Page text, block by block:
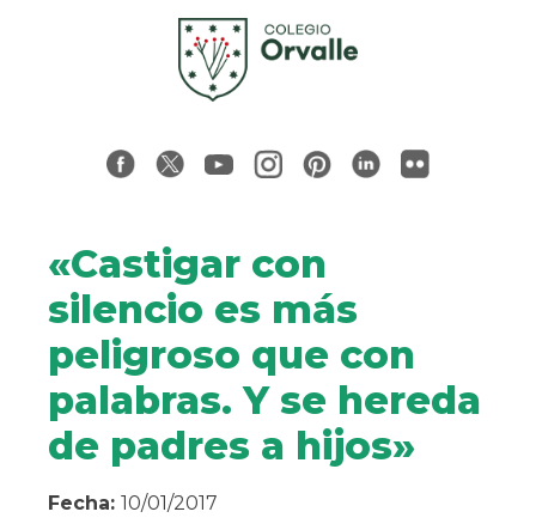
«Castigar con
silencio es más
peligroso que con
palabras. Y se hereda
de padres a hijos»
Fecha: 10/01/2017